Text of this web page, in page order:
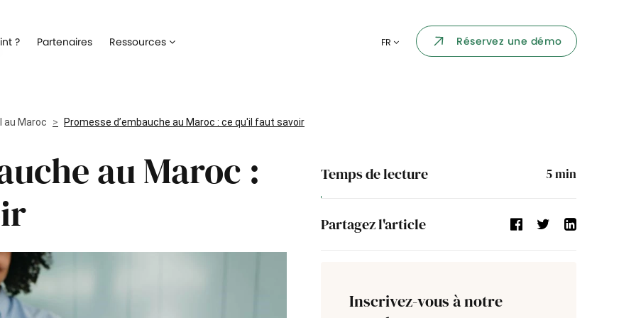
? Partenaires Ressources FR Réservez une démo
au Maroc Promesse d’embauche au Maroc : ce qu'il faut savoir
au Maroc :
Temps de lecture 5min
Partagez l'article
Inscrivez-vous à notre
la gestion de votre processus de
collaborateur
un meilleur suivi des parcours de
Digitalisez les demandes et le suivi des
collaborateur